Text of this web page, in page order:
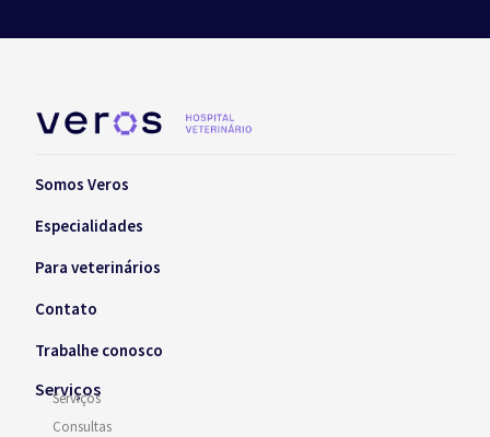
Somos Veros
Especialidades
Para veterinários
Contato
Trabalhe conosco
Serviços
Serviços
Consultas